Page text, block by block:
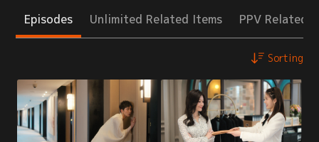
Episodes Unlimited Related Items PPV Related
Sorting